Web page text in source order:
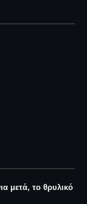
μετά, το θρυλικό